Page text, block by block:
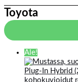
Toyota
Ale!